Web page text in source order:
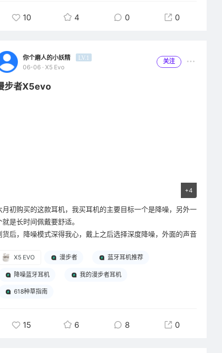
10 4 0 0
你个磨人的小妖精 LV.1
06-06 · X5 Evo
关注
步者X5evo
+4
月初购买的这款耳机，我买耳机的主要目标一个是降噪，另外一
就是长时间佩戴要舒适。
货后，降噪模式深得我心，戴上之后选择深度降噪，外面的声音
时会吓我一跳，戴上耳机后，随便他喊，就影响不到我了，如果
门在外，可以选择其他模式，这样在路上行走也不会太危险。
耳机和设备同音量相关设置，这样能保证入耳的音量是正常的。
子里。
X5 EVO 漫步者 蓝牙耳机推荐
降噪蓝牙耳机 我的漫步者耳机
618种草指南
15 6 8 0